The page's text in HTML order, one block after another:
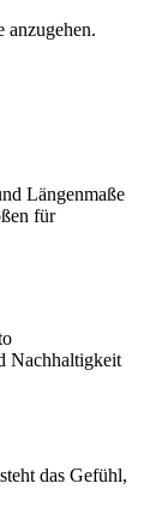
anzugehen.
Längenmaße
für
Nachhaltigkeit
das Gefühl,